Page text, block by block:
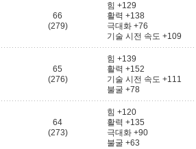
66
(279)
힘 +129
활력 +138
극대화 +76
기술 시전 속도 +109
65
(276)
힘 +139
활력 +152
기술 시전 속도 +111
불굴 +78
64
(273)
힘 +120
활력 +135
극대화 +90
불굴 +63